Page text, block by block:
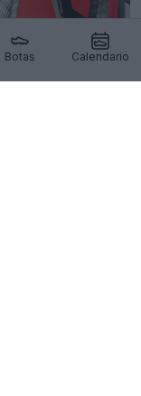
Botas Calendario